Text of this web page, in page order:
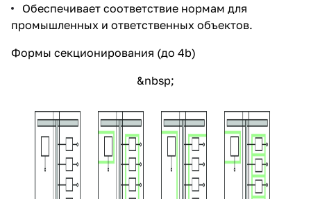
Обеспечивает соответствие нормам для
промышленных и ответственных объектов.
Формы секционирования (до 4b)
&nbsp;